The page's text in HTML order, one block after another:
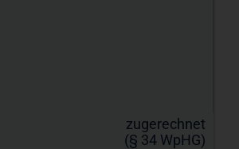
zugerechnet
(§ 34 WpHG)